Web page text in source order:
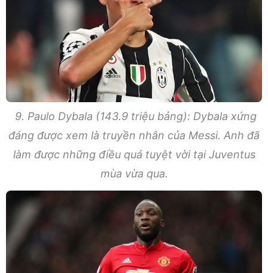
9. Paulo Dybala (143.9 triệu bảng): Dybala xứng
đáng được xem là truyền nhân của Messi. Anh đã
làm được những điều quá tuyệt vời tại Juventus
mùa vừa qua.